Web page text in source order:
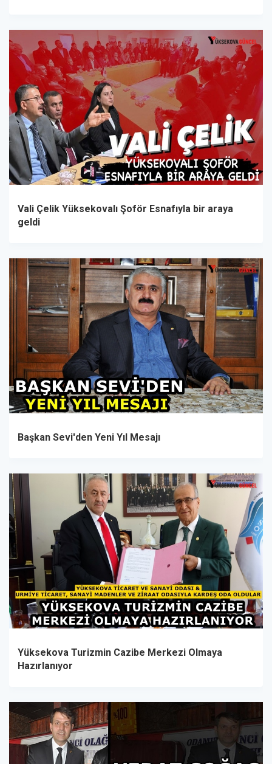
Vali Çelik Yüksekovalı Şoför Esnafıyla bir araya
geldi
Başkan Sevi'den Yeni Yıl Mesajı
Yüksekova Turizmin Cazibe Merkezi Olmaya
Hazırlanıyor